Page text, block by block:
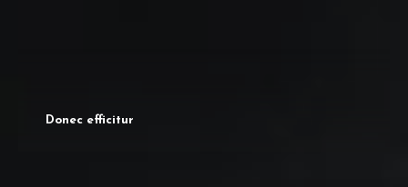
Donec efficitur